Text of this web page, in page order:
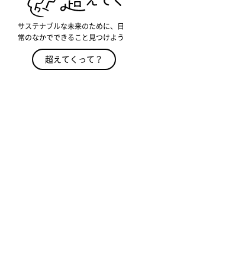
サステナブルな未来のために、日
常のなかでできること見つけよう
超えてくって？